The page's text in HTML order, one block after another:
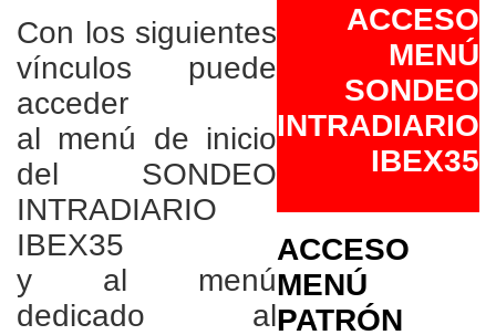
Con los siguientes
vínculos puede
acceder
al menú de inicio
del SONDEO
INTRADIARIO
IBEX35
y al menú
dedicado al
ACCESO
MENÚ
SONDEO
INTRADIARIO
IBEX35
ACCESO
MENÚ
PATRÓN